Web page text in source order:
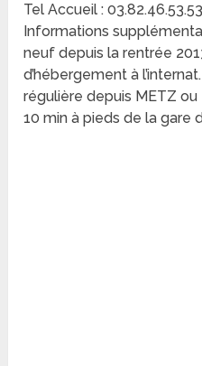
Tel Accueil :
Informations
neuf depuis la rentrée
d’hébergement à
régulière depuis METZ
10 min à pieds de la gare